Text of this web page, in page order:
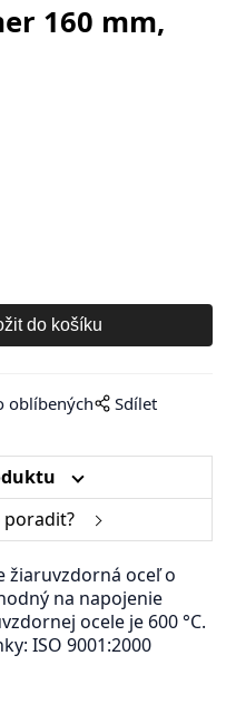
160 mm,
oblíbených Sdílet
žiaruvzdorná oceľ o
na napojenie
ocele je 600 °C.
ISO 9001:2000